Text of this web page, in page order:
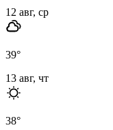
12 авг, ср
39°
13 авг, чт
38°